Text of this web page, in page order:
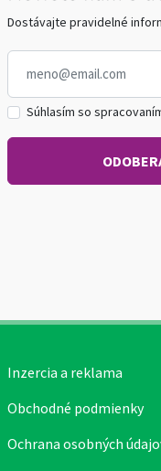
Dostávajte pravidelné
Súhlasím so
Inzercia a reklama
Obchodné podmienky
Ochrana osobných